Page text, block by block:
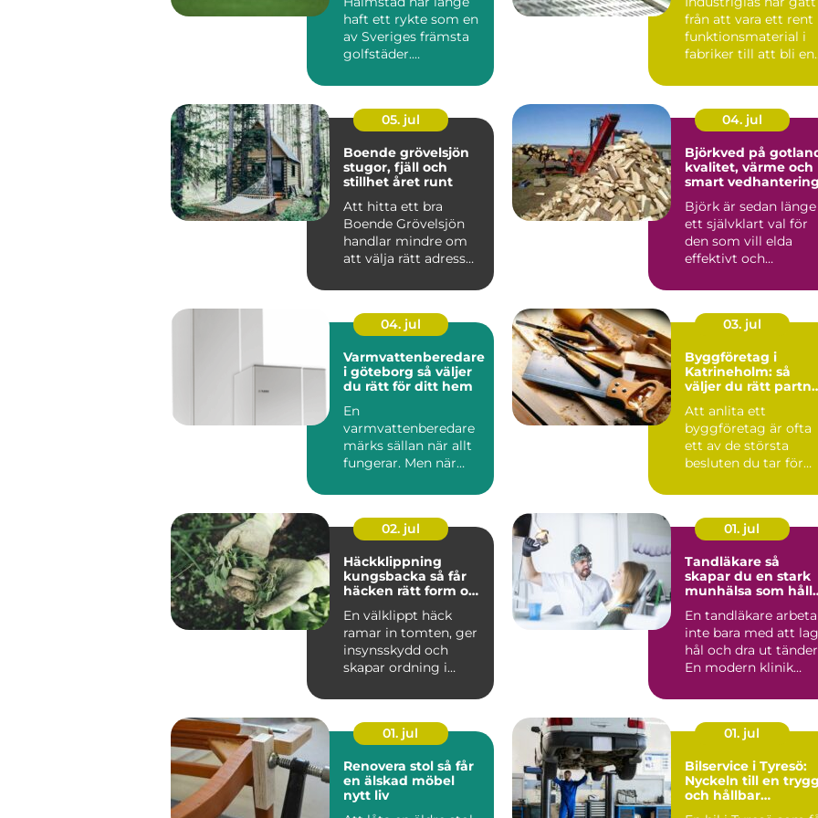
haft ett rykte som en
av Sveriges främsta
golfstäder.
havsnära b...
från att vara ett rent
funktionsmaterial i
fabriker till att bli en
05. jul
Boende grövelsjön
stugor, fjäll och
stillhet året runt
Att hitta ett bra
Boende Grövelsjön
handlar mindre om
att välja rätt adress
vil...
04. jul
Björkved på
kvalitet, värme och
smart vedhantering
Björk är sedan länge
ett självklart val för
den som vill elda
effektivt och
trivsel ...
04. jul
Varmvattenberedare
i göteborg så väljer
du rätt för ditt hem
En
varmvattenberedare
märks sällan när allt
fungerar. Men när
kall eller elrä...
03. jul
Byggföretag i
Katrineholm: så
väljer du rätt
Att anlita ett
byggföretag är ofta
ett av de största
besluten du tar för
02. jul
Häckklippning
kungsbacka så får
häcken rätt form och
En välklippt häck
ramar in tomten, ger
insynsskydd och
skapar ordning i
Samtidigt är häc...
01. jul
Tandläkare så
skapar du en stark
munhälsa som
En tandläkare
inte bara med att
hål och dra ut
En modern klinik
01. jul
Renovera stol så får
en älskad möbel
nytt liv
01. jul
Bilservice i Tyresö:
Nyckeln till en trygg
och hållbar